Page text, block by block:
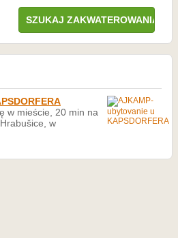
w mieście, 20 min na
w